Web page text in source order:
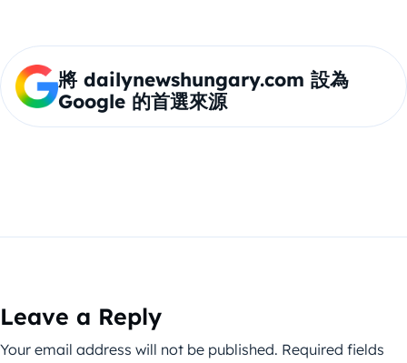
將 dailynewshungary.com 設為
Google 的首選來源
Leave a Reply
Your email address will not be published. Required fields